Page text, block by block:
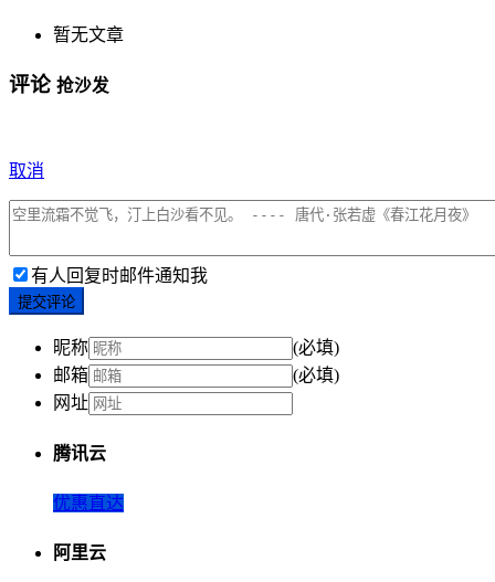
暂无文章
评论 抢沙发
取消
有人回复时邮件通知我
提交评论
昵称
(必填)
邮箱
(必填)
网址
腾讯云
优惠直达
阿里云